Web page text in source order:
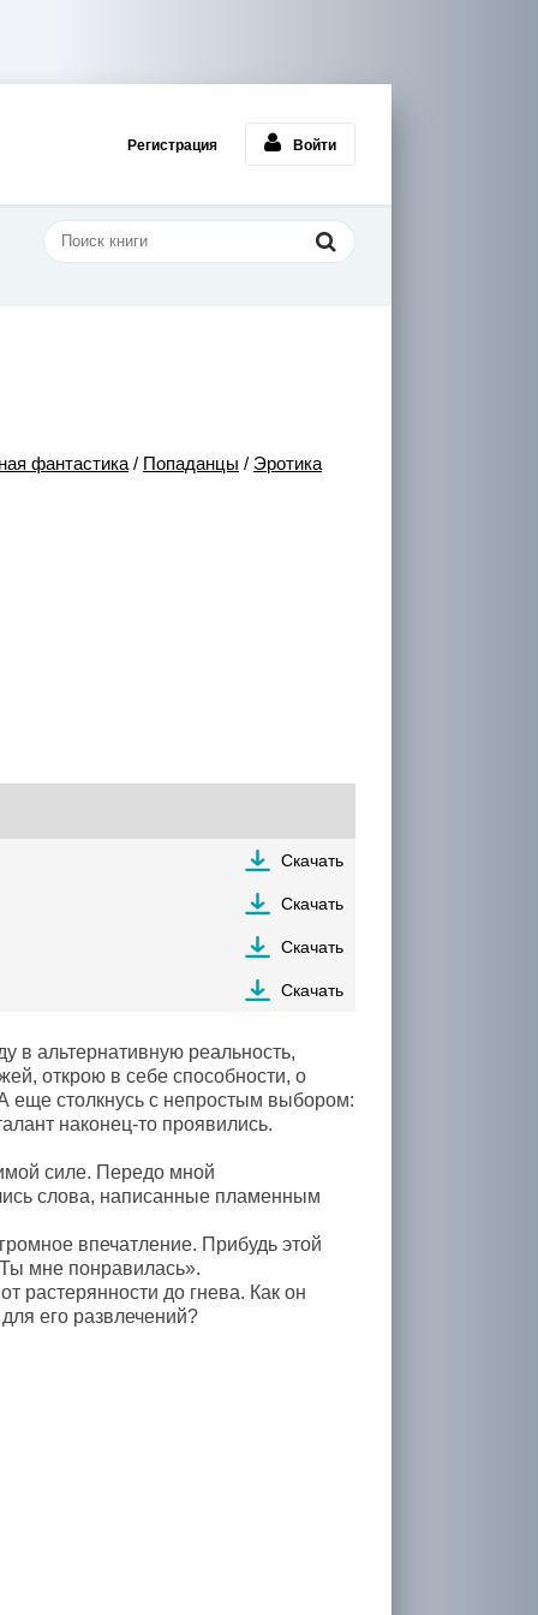
Регистрация Войти
фантастика / Попаданцы / Эротика
Скачать
Скачать
Скачать
Скачать
в альтернативную реальность,
открою в себе способности, о
еще столкнусь с непростым выбором:
наконец-то проявились.
силе. Передо мной
слова, написанные пламенным
впечатление. Прибудь этой
мне понравилась».
растерянности до гнева. Как он
его развлечений?